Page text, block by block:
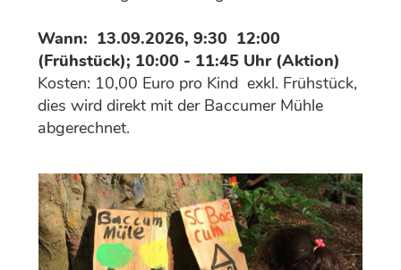
Wann: 13.09.2026, 9:30 ­ 12:00
(Frühstück); 10:00 - 11:45 Uhr (Aktion)
Kosten: 10,00 Euro pro Kind ­ exkl. Frühstück,
dies wird direkt mit der Baccumer Mühle
abgerechnet.